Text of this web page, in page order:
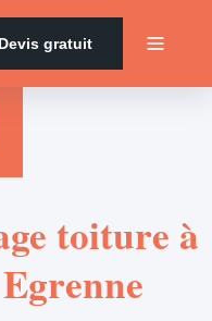
Devis gratuit
toiture à